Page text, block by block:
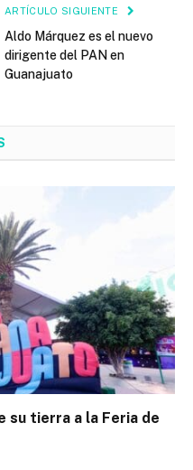
ARTÍCULO SIGUIENTE
Aldo Márquez es el nuevo
dirigente del PAN en
Guanajuato
su tierra a la Feria de